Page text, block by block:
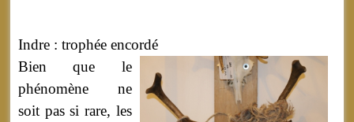
Indre : trophée encordé
Bien que le
phénomène ne
soit pas si rare, les